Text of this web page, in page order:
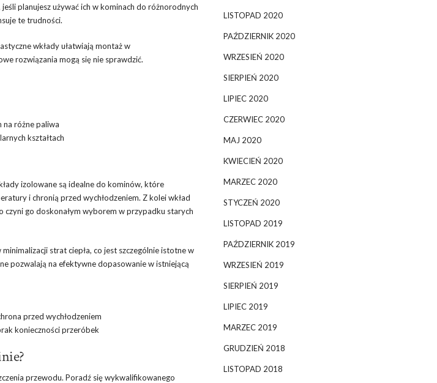
planujesz używać ich w kominach do różnorodnych
te trudności.
wkłady ułatwiają montaż w
rozwiązania mogą się nie sprawdzić.
na różne paliwa
kształtach
izolowane są idealne do kominów, które
i chronią przed wychłodzeniem. Z kolei wkład
go doskonałym wyborem w przypadku starych
strat ciepła, co jest szczególnie istotne w
pozwalają na efektywne dopasowanie w istniejącą
przed wychłodzeniem
konieczności przeróbek
przewodu. Poradź się wykwalifikowanego
LISTOPAD 2020
PAŹDZIERNIK 2020
WRZESIEŃ 2020
SIERPIEŃ 2020
LIPIEC 2020
CZERWIEC 2020
MAJ 2020
KWIECIEŃ 2020
MARZEC 2020
STYCZEŃ 2020
LISTOPAD 2019
PAŹDZIERNIK 2019
WRZESIEŃ 2019
SIERPIEŃ 2019
LIPIEC 2019
MARZEC 2019
GRUDZIEŃ 2018
LISTOPAD 2018